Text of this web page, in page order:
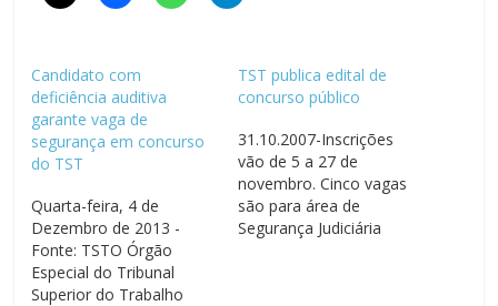
Candidato com
deficiência auditiva
garante vaga de
segurança em concurso
do TST
Quarta-feira, 4 de
Dezembro de 2013 -
Fonte: TSTO Órgão
Especial do Tribunal
Superior do Trabalho
TST publica edital de
concurso público
31.10.2007-Inscrições
vão de 5 a 27 de
novembro. Cinco vagas
são para área de
Segurança Judiciária